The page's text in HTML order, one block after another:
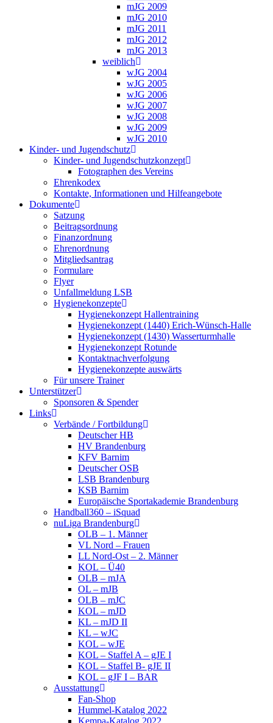
mJG 2009
mJG 2010
mJG 2011
mJG 2012
mJG 2013
weiblich
wJG 2004
wJG 2005
wJG 2006
wJG 2007
wJG 2008
wJG 2009
wJG 2010
Kinder- und Jugendschutz
Kinder- und Jugendschutzkonzept
Fotographen des Vereins
Ehrenkodex
Kontakte, Informationen und Hilfeangebote
Dokumente
Satzung
Beitragsordnung
Finanzordnung
Ehrenordnung
Mitgliedsantrag
Formulare
Flyer
Unfallmeldung LSB
Hygienekonzepte
Hygienekonzept Hallentraining
Hygienekonzept (1440) Erich-Wünsch-Halle
Hygienekonzept (1430) Wasserturmhalle
Hygienekonzept Rotunde
Kontaktnachverfolgung
Hygienekonzepte auswärts
Für unsere Trainer
Unterstützer
Sponsoren & Spender
Links
Verbände / Fortbildung
Deutscher HB
HV Brandenburg
KFV Barnim
Deutscher OSB
LSB Brandenburg
KSB Barnim
Europäische Sportakademie Brandenburg
Handball360 – iSquad
nuLiga Brandenburg
OLB – 1. Männer
VL Nord – Frauen
LL Nord-Ost – 2. Männer
KOL – Ü40
OLB – mJA
OL – mJB
OLB – mJC
KOL – mJD
KL – mJD II
KL – wJC
KOL – wJE
KOL – Staffel A – gJE I
KOL – Staffel B- gJE II
KOL – gJF I – BAR
Ausstattung
Fan-Shop
Hummel-Katalog 2022
Kempa-Katalog 2022